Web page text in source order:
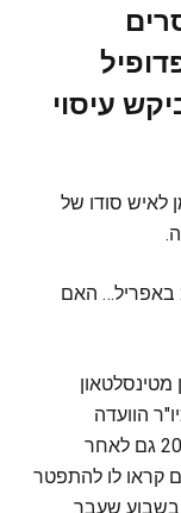
עיסוי
לאיש סודו של
"אהיה בניו יורק במשך 4 ימים החל מה-22 באפריל… האם
מטינסלטאון
הוועדה
המארגנת של אולימפיאדת לוס אנג'לס 2028 גם לאחר
קראו לו להתפטר
בשבוע שעבר